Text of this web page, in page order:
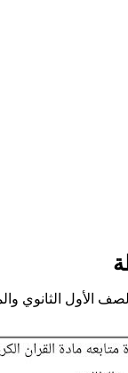
الأول الثانوي